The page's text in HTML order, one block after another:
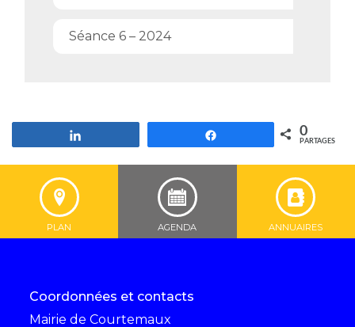
Séance 6 – 2024
0
PARTAGES
PLAN AGENDA ANNUAIRES
Coordonnées et contacts
Mairie de Courtemaux